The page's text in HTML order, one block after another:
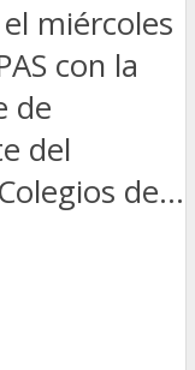
miércoles
con la
de
del
de...